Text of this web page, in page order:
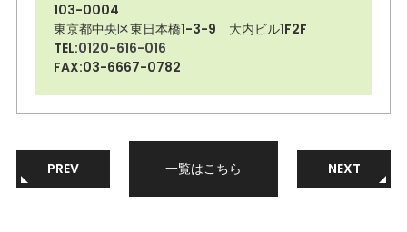
103-0004
東京都中央区東日本橋1-3-9 大内ビル1F2F
TEL:0120-616-016
FAX:03-6667-0782
PREV 一覧はこちら NEXT